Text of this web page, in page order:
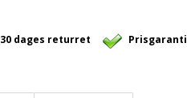
30 dages returret Prisgaranti